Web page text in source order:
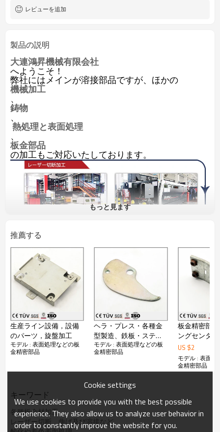
レビューを追加
製品の説明
大連鴻昇機械有限会社
へようこそ！
弊社にはメインが溶接部品ですが、ほかの
機械加工
、
鋳物
、
熱処理と表面処理
、
板金部品
の加工もご対応いたしております。
もっと見ます
推薦する
生産ライン設備，設備
のパーツ，旋盤加工
モデル : 表面処理などの板
金精密部品
ヘラ・プレス・各種金
型製造、鉄板・ステン
レス板・アルミ板など
の板金プレス加工
モデル : 表面処理などの板
金精密部品
板金精密部
ングセンタ
の設備用、
け、目的の
せる技術、
US $2
モデル : 表面処
金精密部品
キーワード
各種板金材加工
レーザー切断、曲げ及び溶接など
Cookie settings
We use cookies to provide you with the best possible
experience. They also allow us to analyze user behavior in
order to constantly improve the website for you.